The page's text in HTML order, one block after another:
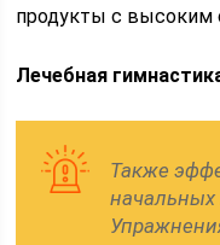
продукты с высоким
Лечебная
Также
начальных